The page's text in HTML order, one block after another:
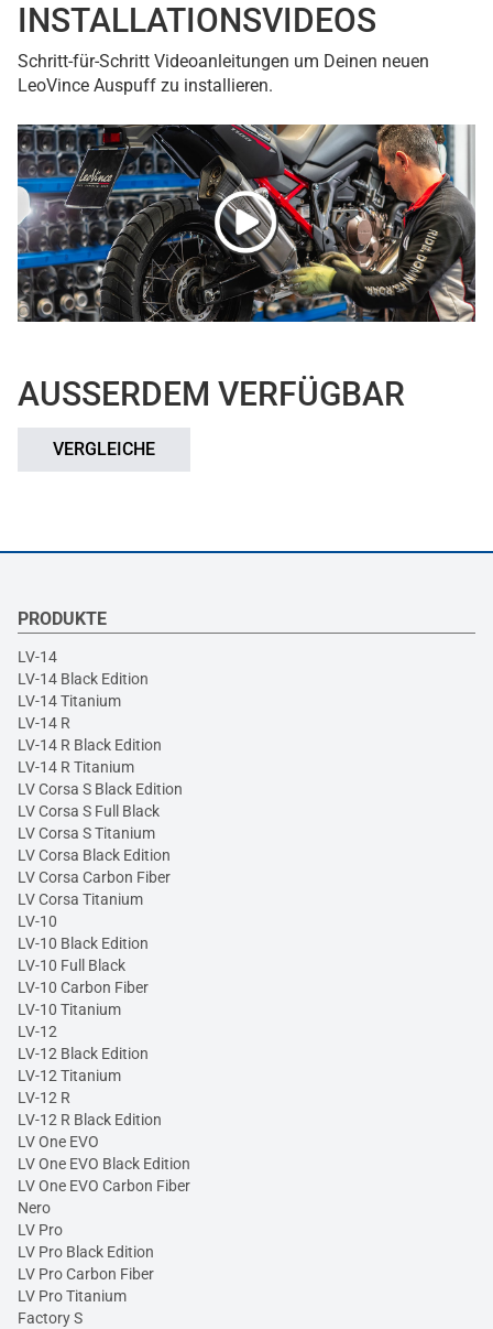
INSTALLATIONSVIDEOS
Schritt-für-Schritt Videoanleitungen um Deinen neuen
LeoVince Auspuff zu installieren.
AUSSERDEM VERFÜGBAR
VERGLEICHE
PRODUKTE
LV-14
LV-14 Black Edition
LV-14 Titanium
LV-14 R
LV-14 R Black Edition
LV-14 R Titanium
LV Corsa S Black Edition
LV Corsa S Full Black
LV Corsa S Titanium
LV Corsa Black Edition
LV Corsa Carbon Fiber
LV Corsa Titanium
LV-10
LV-10 Black Edition
LV-10 Full Black
LV-10 Carbon Fiber
LV-10 Titanium
LV-12
LV-12 Black Edition
LV-12 Titanium
LV-12 R
LV-12 R Black Edition
LV One EVO
LV One EVO Black Edition
LV One EVO Carbon Fiber
Nero
LV Pro
LV Pro Black Edition
LV Pro Carbon Fiber
LV Pro Titanium
Factory S